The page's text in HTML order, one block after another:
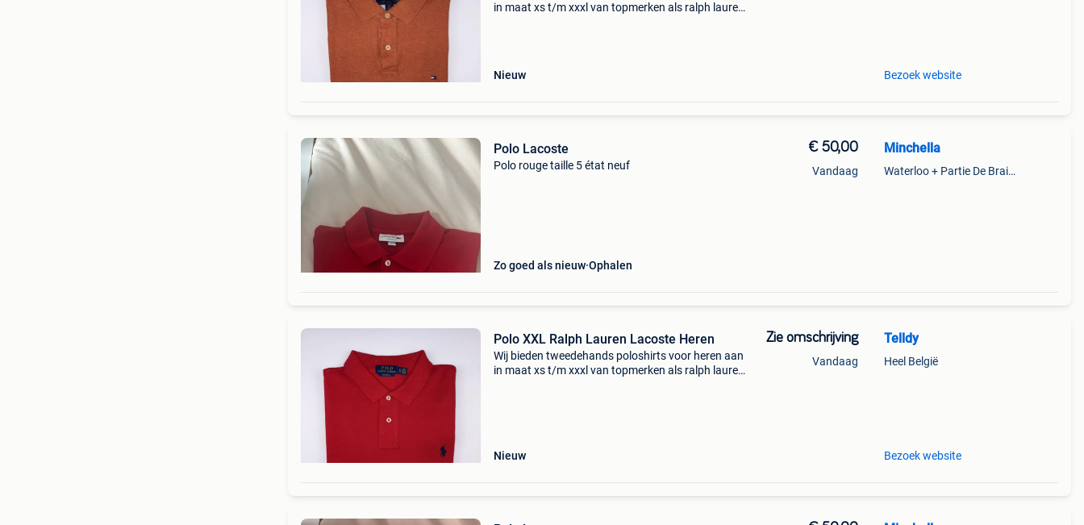
in maat xs t/m xxxl van topmerken als ralph lauren,
Nieuw
Bezoek website
Polo Lacoste
Polo rouge taille 5 état neuf
Zo goed als nieuw Ophalen
€ 50,00
Vandaag
Minchella
Waterloo + Partie De Braine-L'Alleud, De Ohain
Polo XXL Ralph Lauren Lacoste Heren
Wij bieden tweedehands poloshirts voor heren aan
in maat xs t/m xxxl van topmerken als ralph lauren,
Nieuw
Zie omschrijving
Vandaag
Telldy
Heel België
Bezoek website